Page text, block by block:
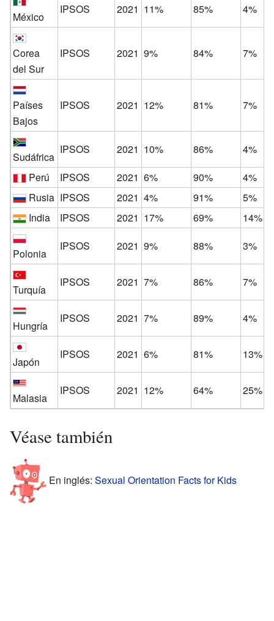
México
IPSOS 2021 11% 85% 4%
Corea
del Sur
IPSOS 2021 9% 84% 7%
Países
Bajos
IPSOS 2021 12% 81% 7%
Sudáfrica
IPSOS 2021 10% 86%
4%
Perú
IPSOS 2021 6% 90%
4%
Rusia IPSOS 2021 4% 91%
5%
India
IPSOS 2021 17% 69% 14%
Polonia
IPSOS 2021 9% 88% 3%
Turquía
IPSOS 2021 7% 86% 7%
Hungría
IPSOS 2021 7% 89% 4%
Japón
IPSOS 2021 6% 81% 13%
Malasia
IPSOS 2021 12% 64% 25%
Véase también
En inglés: Sexual Orientation Facts for Kids